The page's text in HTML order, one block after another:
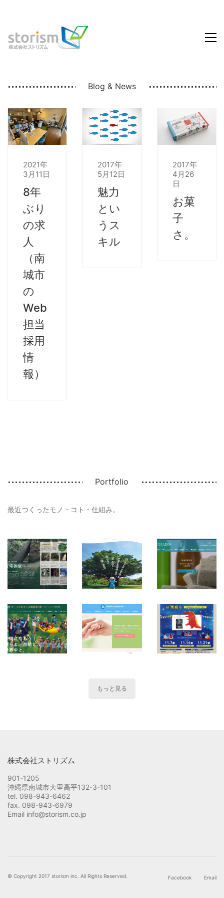
Blog & News
2021年
3月11日
8年
ぶり
の求
人
（南
城市
の
Web
担当
採用
情
報）
2017年
5月12日
魅力
とい
うス
キル
2017年
4月26
日
お菓
子
さ。
Portfolio
最近つくったモノ・コト・仕組み。
もっと見る
株式会社ストリズム
901-1205
沖縄県南城市大里高平132-3-101
tel. 098-943-6462
fax. 098-943-6979
Email info@storism.co.jp
Facebook Email
© Copyright 2017 storism inc. All Rights Reserved.